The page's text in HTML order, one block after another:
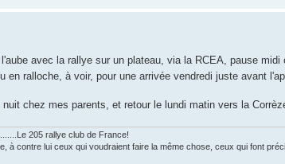
avec la rallye sur un plateau, via la RCEA, pause
en ralloche, à voir, pour une arrivée vendredi juste avant
chez mes parents, et retour le lundi matin vers la
205 rallye club de France!
à contre lui ceux qui voudraient faire la même chose, ceux qui font